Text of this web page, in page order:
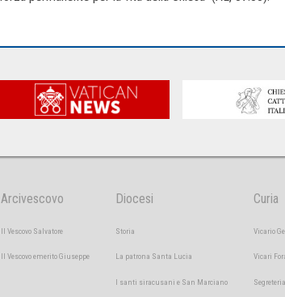
Arcivescovo
Il Vescovo Salvatore
Il Vescovo emerito Giuseppe
Diocesi
Storia
La patrona Santa Lucia
I santi siracusani e San Marciano
Curia
Vicario
Vicari